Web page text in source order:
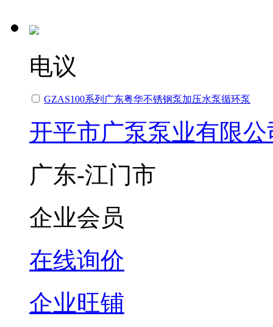
电议
GZAS100系列广东粤华不锈钢泵加压水泵循环泵
开平市广泵泵业有限公
广东-江门市
企业会员
在线询价
企业旺铺